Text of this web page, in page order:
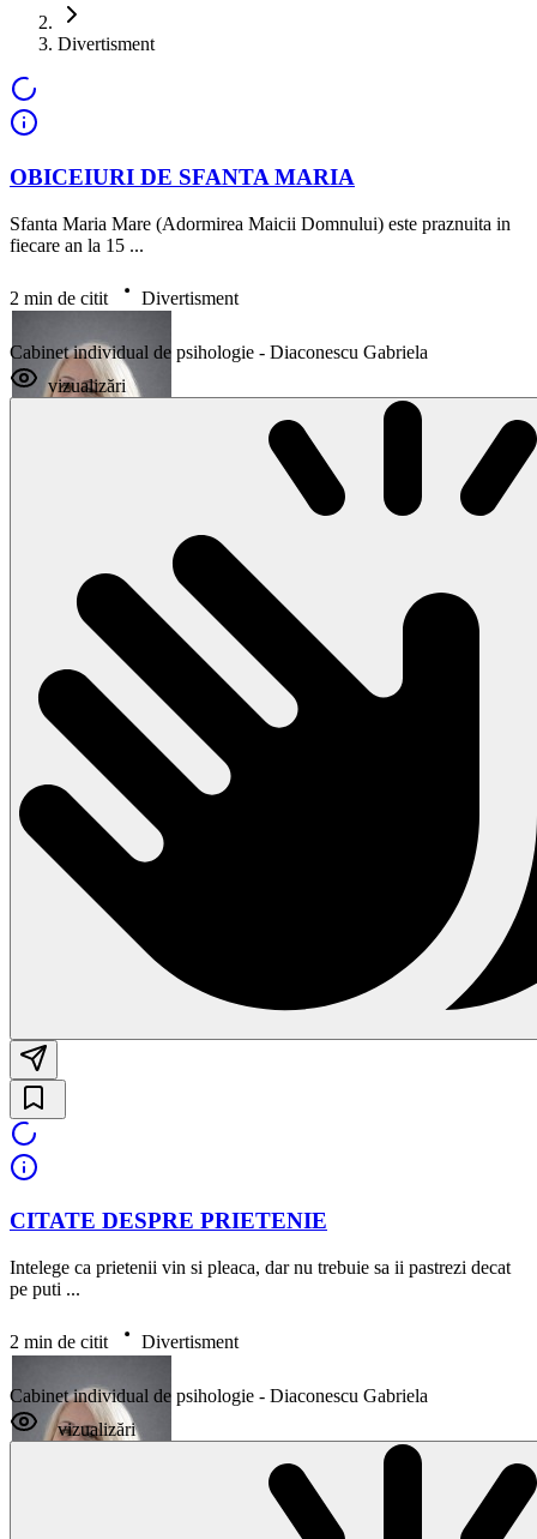
Divertisment
OBICEIURI DE SFANTA MARIA
Sfanta Maria Mare (Adormirea Maicii Domnului) este praznuita in
fiecare an la 15 ...
2 min de citit Divertisment
Cabinet individual de psihologie - Diaconescu Gabriela
vizualizări
CITATE DESPRE PRIETENIE
Intelege ca prietenii vin si pleaca, dar nu trebuie sa ii pastrezi decat
pe puti ...
2 min de citit Divertisment
Cabinet individual de psihologie - Diaconescu Gabriela
vizualizări